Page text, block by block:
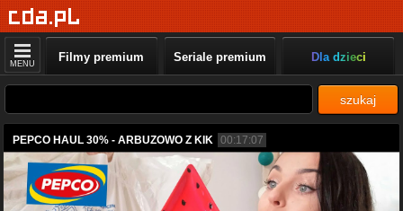
MENU Filmy premium Seriale premium Dla dzieci
szukaj
PEPCO HAUL 30% - ARBUZOWO Z KIK 00:17:07